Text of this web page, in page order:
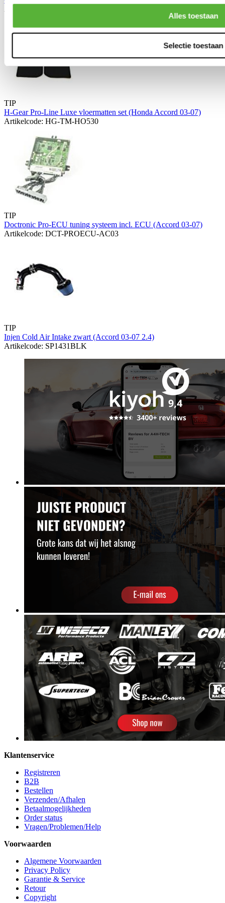
Alles toestaan
Selectie toestaan
TIP
H-Gear Pro-Line Luxe vloermatten set (Honda Accord 03-07)
Artikelcode: HG-TM-HO530
TIP
Doctronic Pro-ECU tuning systeem incl. ECU (Accord 03-07)
Artikelcode: DCT-PROECU-AC03
TIP
Injen Cold Air Intake zwart (Accord 03-07 2.4)
Artikelcode: SP1431BLK
Klantenservice
Registreren
B2B
Bestellen
Verzenden/Afhalen
Betaalmogelijkheden
Order status
Vragen/Problemen/Help
Voorwaarden
Algemene Voorwaarden
Privacy Policy
Garantie & Service
Retour
Copyright